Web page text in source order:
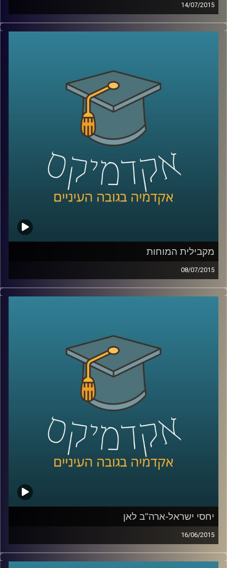
14/07/2015
פרופסור שחר קריב, ראש המחלקה לכלכלה
ההתנהגותית והכלים המתמטיים בעזרתם
מתמודדת הכלכלה עם שאלת הרציונליות
וההתנהגות האנושית. ומה מלמד מחקר רב
שנים על מעמד המפלגה בכל הנוגע להבדל בין
העדפת כלכלה שוויונית לבין העניין בהגדלת
קרדיט תמונות:AudioVersity
מקבילית המוחות
08/07/2015
דוקטור נאוה לויט בנון מנהלת את מכון סגול
המוח והמדעים הקשים לבין מדעי החברה. את
אלה היא מתבלת בחדשנות נוספת – שילוב
הממצאים בעבודת שטח עם אנשי חינוך בכדי
לבדוק את ההשפעה של המלצות המחקר על
עוצמת החסינות של רשתות מוחיות של אנשים
קרדיט תמונות:AudioVersity
יחסי ישראל-ארה"ב לאן
16/06/2015
דוקטור אמנון כוורי, מומחה לפוליטיקה